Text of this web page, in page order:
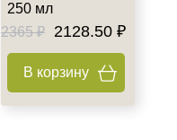
250 мл
2365 ₽
2128.50 ₽
В корзину